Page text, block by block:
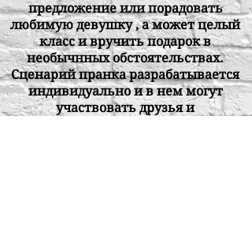
предложение или порадовать
любимую девушку , а может целый
класс и вручить подарок в
необычнных обстоятельствах.
Сценарий пранка разрабатывается
индивидуально и в нем могут
участвовать друзья и